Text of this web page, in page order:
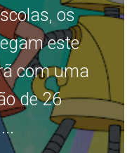
os
este
com uma
de 26